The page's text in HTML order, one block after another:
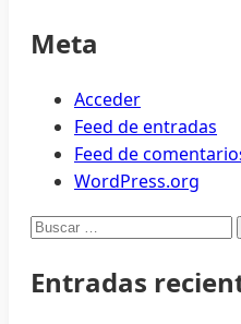
Meta
Acceder
Feed de entradas
Feed de
WordPress.org
Buscar:
Entradas